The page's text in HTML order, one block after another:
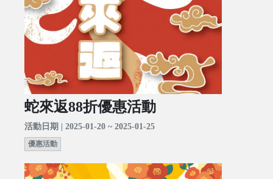
蛇來返88折優惠活動
活動日期 | 2025-01-20 ~ 2025-01-25
優惠活動